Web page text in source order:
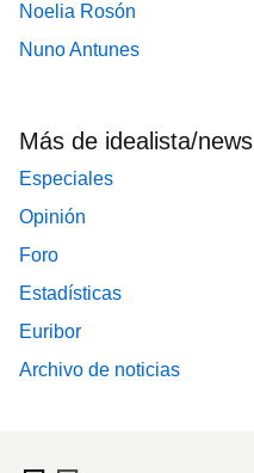
Noelia Rosón
Nuno Antunes
Más de idealista/news
Especiales
Opinión
Foro
Estadísticas
Euribor
Archivo de noticias